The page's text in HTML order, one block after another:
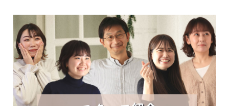
ピアスの通販ショップ
ようこそ！！なでしこスタイルへ！